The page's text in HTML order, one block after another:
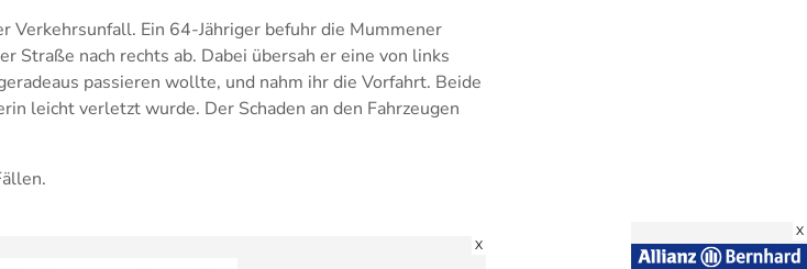
Ein 64-Jähriger befuhr die Mummener
Straße nach rechts ab. Dabei übersah er eine von links
passieren wollte, und nahm ihr die Vorfahrt. Beide
leicht verletzt wurde. Der Schaden an den Fahrzeugen
X
X